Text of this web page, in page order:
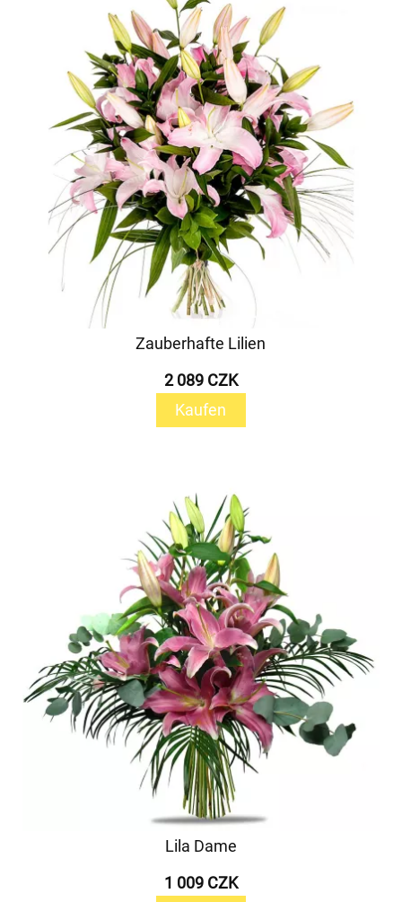
Zauberhafte Lilien
2 089 CZK
Kaufen
Lila Dame
1 009 CZK